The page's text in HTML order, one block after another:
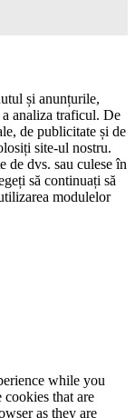
și anunțurile,
analiza traficul. De
de publicitate și de
site-ul nostru.
de dvs. sau culese în
să continuați să
modulelor
while you
that are
as they are